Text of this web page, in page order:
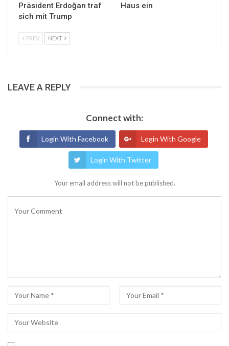
Präsident Erdoğan traf
sich mit Trump
Haus ein
PREV NEXT
LEAVE A REPLY
Connect with:
Login With Facebook Login With Google
Login With Twitter
Your email address will not be published.